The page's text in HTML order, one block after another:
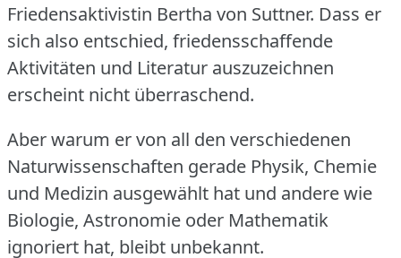
Friedensaktivistin Bertha von Suttner. Dass er
sich also entschied, friedensschaffende
Aktivitäten und Literatur auszuzeichnen
erscheint nicht überraschend.
Aber warum er von all den verschiedenen
Naturwissenschaften gerade Physik, Chemie
und Medizin ausgewählt hat und andere wie
Biologie, Astronomie oder Mathematik
ignoriert hat, bleibt unbekannt.